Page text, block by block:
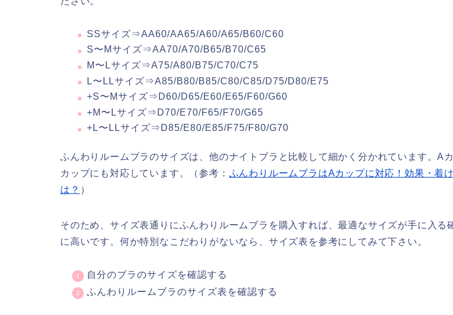
SSサイズ⇒AA60/AA65/A60/A65/B60/C60
S〜Mサイズ⇒AA70/A70/B65/B70/C65
M〜Lサイズ⇒A75/A80/B75/C70/C75
L〜LLサイズ⇒A85/B80/B85/C80/C85/D75/D80/E75
+S〜Mサイズ⇒D60/D65/E60/E65/F60/G60
+M〜Lサイズ⇒D70/E70/F65/F70/G65
+L〜LLサイズ⇒D85/E80/E85/F75/F80/G70
ふんわりルームブラのサイズは、他のナイトブラと比較して細かく分かれています。A
カップにも対応しています。（参考： ふんわりルームブラはAカップに対応！効果・着
は？ ）
そのため、サイズ表通りにふんわりルームブラを購入すれば、最適なサイズが手に入る
に高いです。何か特別なこだわりがないなら、サイズ表を参考にしてみて下さい。
自分のブラのサイズを確認する
ふんわりルームブラのサイズ表を確認する